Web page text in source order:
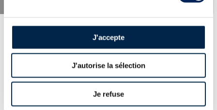
J'accepte
J'autorise la sélection
Je refuse
EXPERTISE
100% des whiskies et spiritueux proposés
expertisés par nos spécialistes. Garantie
d’authenticité